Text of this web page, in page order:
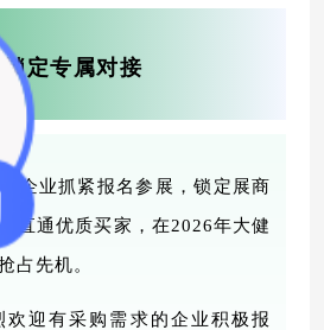
锁定专属对接
企业抓紧报名参展，锁定展商
直通优质买家，在2026年大健
占先机。
欢迎有采购需求的企业积极报